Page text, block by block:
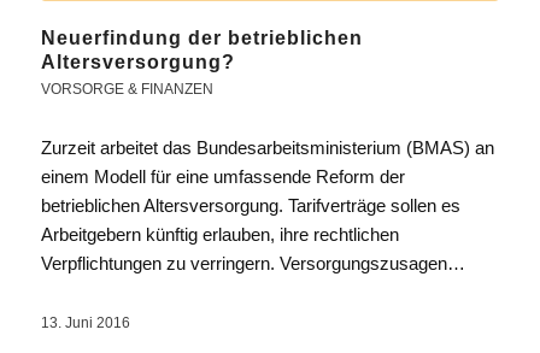
Neuerfindung der betrieblichen
Altersversorgung?
VORSORGE & FINANZEN
Zurzeit arbeitet das Bundesarbeitsministerium (BMAS) an
einem Modell für eine umfassende Reform der
betrieblichen Altersversorgung. Tarifverträge sollen es
Arbeitgebern künftig erlauben, ihre rechtlichen
Verpflichtungen zu verringern. Versorgungszusagen…
13. Juni 2016